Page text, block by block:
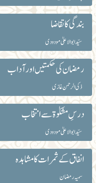
بندگی کا تقاضا
سیّد ابوالاعلیٰ مودودی
رمضان کی حکمتیں اور آداب
ذکی الرحمن غازی
درسِ مشکوٰۃ سے انتخاب
سیّد ابوالاعلیٰ مودودی
انفاق کے ثمرات کا مشاہدہ
سمیہ رمضان